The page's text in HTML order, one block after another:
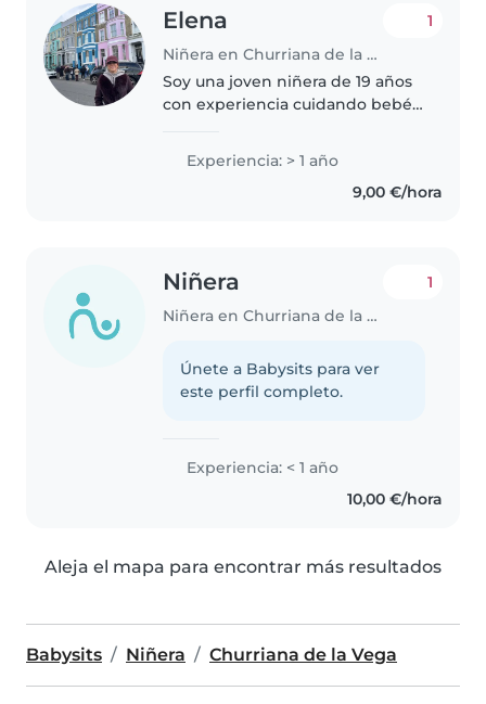
Elena
Niñera en Churriana de la Vega
1
Soy una joven niñera de 19 años
con experiencia cuidando bebés,
escolares e incluso adolescentes.
Soy responsable, creativa y
habladora, y disfruto de..
Experiencia: > 1 año
9,00 €/hora
Niñera
Niñera en Churriana de la Vega
1
Únete a Babysits para ver
este perfil completo.
Experiencia: < 1 año
10,00 €/hora
Aleja el mapa para encontrar más resultados
Babysits Niñera Churriana de la Vega